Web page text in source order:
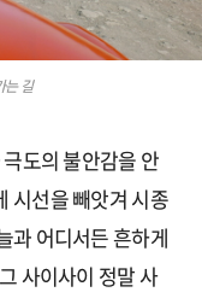
는 길
도의 불안감을 안
시선을 빼앗겨 시종
과 어디서든 흔하게
사이사이 정말 사